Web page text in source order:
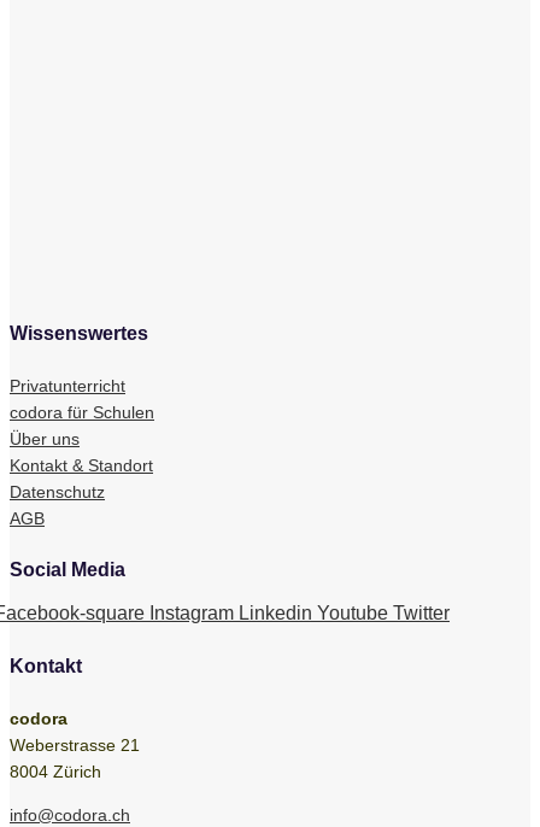
Wissenswertes
Privatunterricht
codora für Schulen
Über uns
Kontakt & Standort
Datenschutz
AGB
Social Media
square Instagram Linkedin Youtube Twitter
Kontakt
codora
Weberstrasse 21
8004 Zürich
info@codora.ch